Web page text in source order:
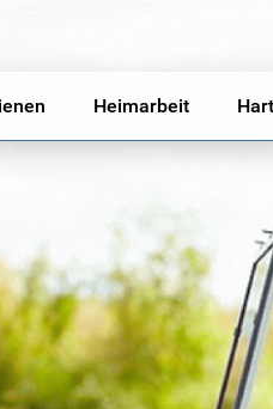
Heimarbeit